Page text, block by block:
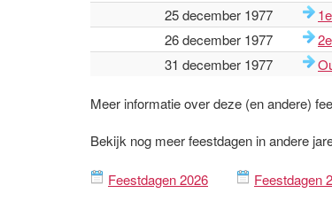
25 december 1977
26 december 1977
31 december 1977
Meer informatie over deze (en andere)
Bekijk nog meer feestdagen in andere
Feestdagen 2026 Feestdagen